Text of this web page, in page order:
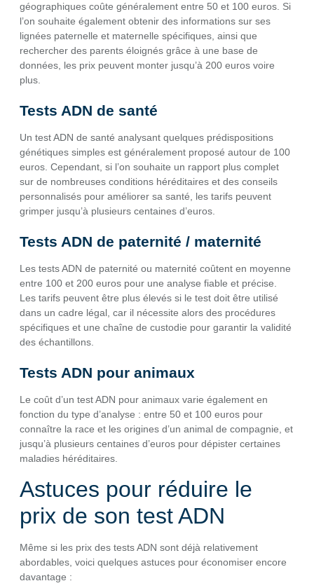
géographiques coûte généralement entre 50 et 100 euros. Si
l’on souhaite également obtenir des informations sur ses
lignées paternelle et maternelle spécifiques, ainsi que
rechercher des parents éloignés grâce à une base de
données, les prix peuvent monter jusqu’à 200 euros voire
plus.
Tests ADN de santé
Un test ADN de santé analysant quelques prédispositions
génétiques simples est généralement proposé autour de 100
euros. Cependant, si l’on souhaite un rapport plus complet
sur de nombreuses conditions héréditaires et des conseils
personnalisés pour améliorer sa santé, les tarifs peuvent
grimper jusqu’à plusieurs centaines d’euros.
Tests ADN de paternité / maternité
Les tests ADN de paternité ou maternité coûtent en moyenne
entre 100 et 200 euros pour une analyse fiable et précise.
Les tarifs peuvent être plus élevés si le test doit être utilisé
dans un cadre légal, car il nécessite alors des procédures
spécifiques et une chaîne de custodie pour garantir la validité
des échantillons.
Tests ADN pour animaux
Le coût d’un test ADN pour animaux varie également en
fonction du type d’analyse : entre 50 et 100 euros pour
connaître la race et les origines d’un animal de compagnie, et
jusqu’à plusieurs centaines d’euros pour dépister certaines
maladies héréditaires.
Astuces pour réduire le
prix de son test ADN
Même si les prix des tests ADN sont déjà relativement
abordables, voici quelques astuces pour économiser encore
davantage :